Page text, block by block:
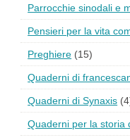
Parrocchie sinodali e
Pensieri per la vita
Preghiere (15)
Quaderni di
Quaderni di Synaxis
Quaderni per la storia